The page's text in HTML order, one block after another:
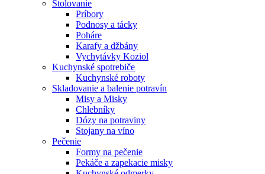
Stolovanie
Príbory
Podnosy a tácky
Poháre
Karafy a džbány
Vychytávky Koziol
Kuchynské spotrebiče
Kuchynské roboty
Skladovanie a balenie potravín
Misy a Misky
Chlebníky
Dózy na potraviny
Stojany na víno
Pečenie
Formy na pečenie
Pekáče a zapekacie misky